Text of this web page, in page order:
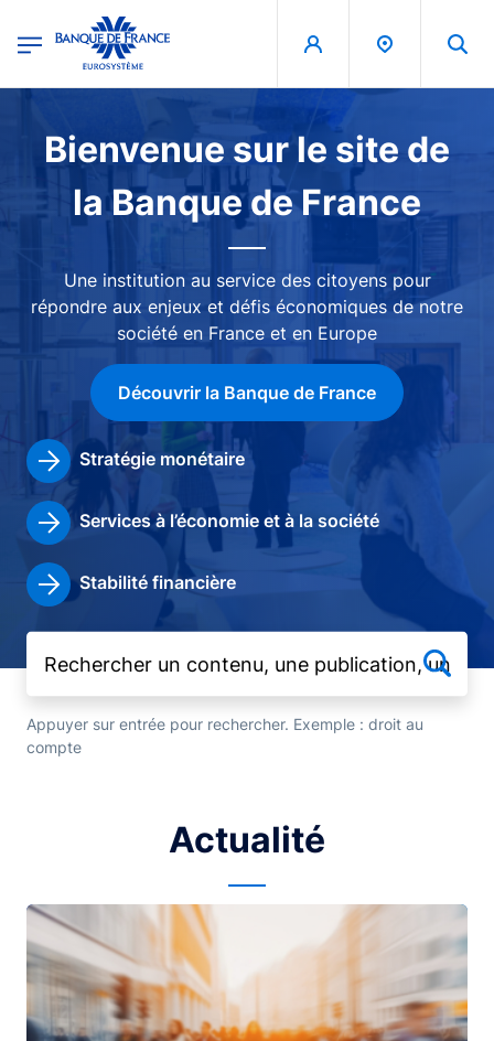
Banque de France - Menu Principal
Bienvenue sur le site de
la Banque de France
Une institution au service des citoyens pour
répondre aux enjeux et défis économiques de notre
société en France et en Europe
Découvrir la Banque de France
Stratégie monétaire
Services à l’économie et à la société
Stabilité financière
Appuyer sur entrée pour rechercher. Exemple : droit au
compte
Actualité
Image